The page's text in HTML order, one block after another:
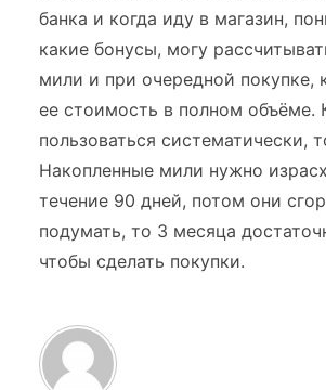
банка и когда иду в магазин,
какие бонусы, могу
мили и при очередной покупке,
ее стоимость в полном объёме.
пользоваться систематически,
Накопленные мили нужно
течение 90 дней, потом они
подумать, то 3 месяца
чтобы сделать покупки.